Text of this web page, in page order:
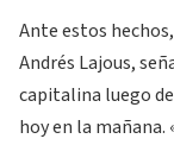
Ante estos
Andrés Lajous,
capitalina luego
hoy en la